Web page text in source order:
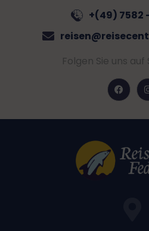
+(49) 7582
Folgen Sie uns auf